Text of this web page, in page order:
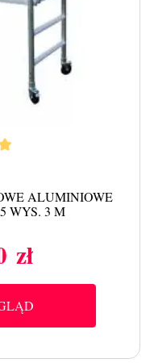
ALUMINIOWE
WYS. 3 M
zł